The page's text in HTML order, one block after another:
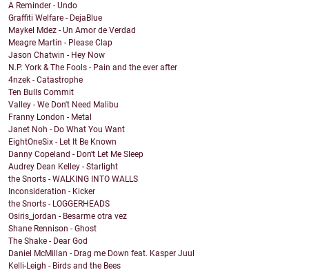
A Reminder - Undo
Graffiti Welfare - DejaBlue
Maykel Mdez - Un Amor de Verdad
Meagre Martin - Please Clap
Jason Chatwin - Hey Now
N.P. York & The Fools - Pain and the ever after
4nzek - Catastrophe
Ten Bulls Commit
Valley - We Don't Need Malibu
Franny London - Metal
Janet Noh - Do What You Want
EightOneSix - Let It Be Known
Danny Copeland - Don't Let Me Sleep
Audrey Dean Kelley - Starlight
the Snorts - WALKING INTO WALLS
Inconsideration - Kicker
the Snorts - LOGGERHEADS
Osiris_jordan - Besarme otra vez
Shane Rennison - Ghost
The Shake - Dear God
Daniel McMillan - Drag me Down feat. Kasper Juul
Kelli-Leigh - Birds and the Bees